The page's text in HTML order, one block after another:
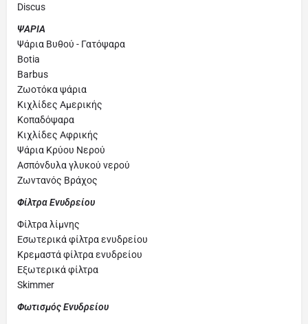
Discus
ΨΑΡΙΑ
Ψάρια Βυθού - Γατόψαρα
Botia
Barbus
Ζωοτόκα ψάρια
Κιχλίδες Αμερικής
Κοπαδόψαρα
Κιχλίδες Αφρικής
Ψάρια Κρύου Νερού
Ασπόνδυλα γλυκού νερού
Ζωντανός Βράχος
Φίλτρα Ενυδρείου
Φίλτρα λίμνης
Εσωτερικά φίλτρα ενυδρείου
Κρεμαστά φίλτρα ενυδρείου
Εξωτερικά φίλτρα
Skimmer
Φωτισμός Ενυδρείου